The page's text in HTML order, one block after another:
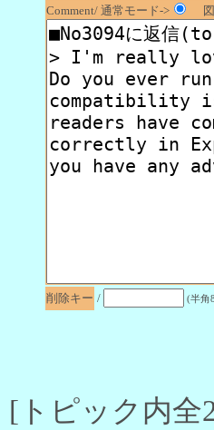
Comment/ 通常モード->
図
削除キー / (半角
[トピック内全